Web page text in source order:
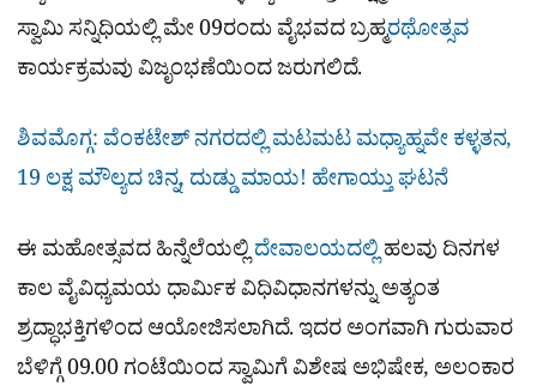
ಸ್ವಾಮಿ ಸನ್ನಿಧಿಯಲ್ಲಿ ಮೇ 09ರಂದು ವೈಭವದ ಬ್ರಹ್ಮರಥೋತ್ಸವ
ಕಾರ್ಯಕ್ರಮವು ವಿಜೃಂಭಣೆಯಿಂದ ಜರುಗಲಿದೆ.
ಶಿವಮೊಗ್ಗ: ವೆಂಕಟೇಶ್ ನಗರದಲ್ಲಿ ಮಟಮಟ ಮಧ್ಯಾಹ್ನವೇ ಕಳ್ಳತನ,
19 ಲಕ್ಷ ಮೌಲ್ಯದ ಚಿನ್ನ, ದುಡ್ಡು ಮಾಯ! ಹೇಗಾಯ್ತು ಘಟನೆ
ಈ ಮಹೋತ್ಸವದ ಹಿನ್ನೆಲೆಯಲ್ಲಿದೇವಾಲಯದಲ್ಲಿಹಲವು ದಿನಗಳ
ಕಾಲ ವೈವಿಧ್ಯಮಯ ಧಾರ್ಮಿಕ ವಿಧಿವಿಧಾನಗಳನ್ನು ಅತ್ಯಂತ
ಶ್ರದ್ಧಾಭಕ್ತಿಗಳಿಂದ ಆಯೋಜಿಸಲಾಗಿದೆ. ಇದರ ಅಂಗವಾಗಿ ಗುರುವಾರ
ಬೆಳಿಗ್ಗೆ 09.00 ಗಂಟೆಯಿಂದ ಸ್ವಾಮಿಗೆ ವಿಶೇಷ ಅಭಿಷೇಕ, ಅಲಂಕಾರ